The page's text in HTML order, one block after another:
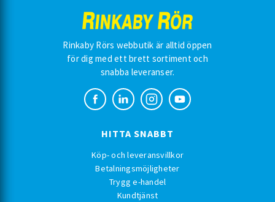
Rinkaby Rörs webbutik är alltid öppen
för dig med ett brett sortiment och
snabba leveranser.
HITTA SNABBT
Köp- och leveransvillkor
Betalningsmöjligheter
Trygg e-handel
Kundtjänst